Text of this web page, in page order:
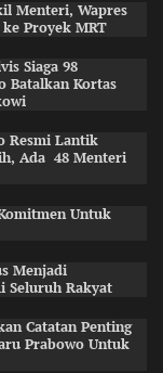
Menteri, Wapres
Proyek MRT
Siaga 98
Batalkan Kortas
Resmi Lantik
Ada 48 Menteri
Untuk
Menjadi
Seluruh Rakyat
Catatan Penting
Prabowo Untuk